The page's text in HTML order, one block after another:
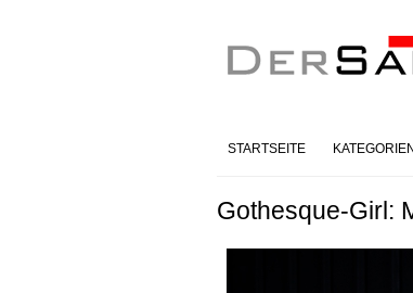
STARTSEITE KATEGORIEN
Gothesque-Girl: